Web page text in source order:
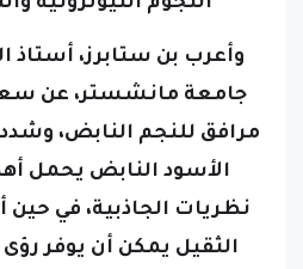
وأعرب بن ستابرز، أستاذ
جامعة مانشستر، عن
مرافق للنجم النابض،
الأسود النابض يحمل
نظريات الجاذبية، في حين
الثقيل يمكن أن يوفر رؤى
النووية عند